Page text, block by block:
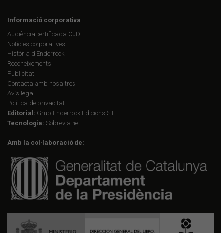
Informació corporativa
Audiència certificada OJD
Notícies corporatives
Història d'Enderrock
Reconeixements
Publicitat
Contacta amb nosaltres
Avís legal
Política de privacitat
Editorial: Grup Enderrock Edicions S.L.
Tecnologia: Sobrevia.net
Amb la col·laboració de: